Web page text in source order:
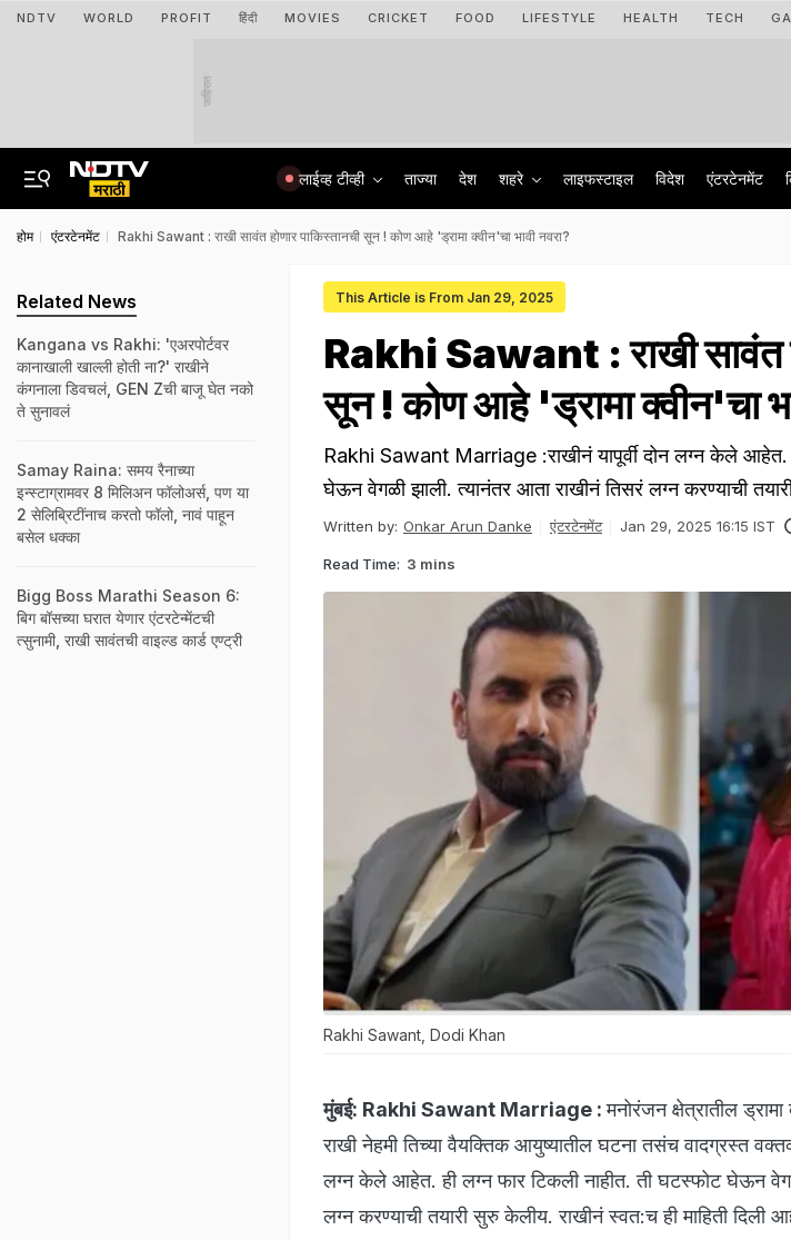
NDTV WORLD PROFIT हिंदी MOVIES CRICKET FOOD LIFESTYLE HEALTH TECH
जाहिरात
लाईव्ह टीव्ही ताज्या देश शहरे लाइफस्टाइल विदेश एंटरटेनमेंट
होम एंटरटेनमेंट Rakhi Sawant : राखी सावंत होणार पाकिस्तानची सून ! कोण आहे 'ड्रामा क्वीन'चा भावी नवरा?
This Article is From Jan 29, 2025
Rakhi Sawant : राखी सावंत
सून ! कोण आहे 'ड्रामा क्वीन'चा
Rakhi Sawant Marriage :राखीनं यापूर्वी दोन लग्न केले आहेत.
घेऊन वेगळी झाली. त्यानंतर आता राखीनं तिसरं लग्न करण्याची
Written by: Onkar Arun Danke एंटरटेनमेंट Jan 29, 2025 16:15 IST
Read Time: 3 mins
Rakhi Sawant, Dodi Khan
मुंबई: Rakhi Sawant Marriage :मनोरंजन क्षेत्रातील
राखी नेहमी तिच्या वैयक्तिक आयुष्यातील घटना तसंच वादग्रस्त
लग्न केले आहेत. ही लग्न फार टिकली नाहीत. ती घटस्फोट घेऊन
लग्न करण्याची तयारी सुरु केलीय. राखीनं स्वत:च ही माहिती दिली
Related News
Kangana vs Rakhi: 'एअरपोर्टवर
कानाखाली खाल्ली होती ना?' राखीने
कंगनाला डिवचलं, GEN Zची बाजू घेत नको
ते सुनावलं
Samay Raina: समय रैनाच्या
इन्स्टाग्रामवर 8 मिलिअन फॉलोअर्स, पण या
2 सेलिब्रिटींनाच करतो फॉलो, नावं पाहून
बसेल धक्का
Bigg Boss Marathi Season 6:
बिग बॉसच्या घरात येणार एंटरटेन्मेंटची
त्सुनामी, राखी सावंतची वाइल्ड कार्ड एण्ट्री